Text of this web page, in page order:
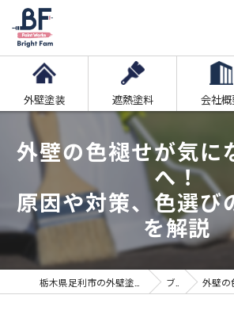
外壁塗装 遮熱塗料 会社概
外壁の色褪せが気に
へ！
原因や対策、色選び
を解説
ブログ 外壁の色褪せが